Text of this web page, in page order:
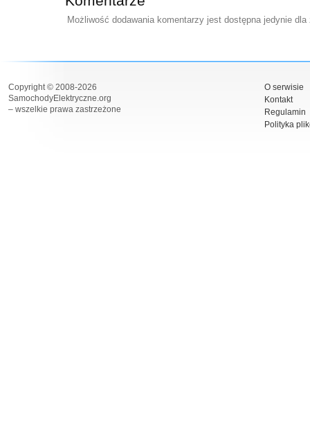
Możliwość dodawania komentarzy jest dostępna jedynie
Copyright © 2008-2026
SamochodyElektryczne.org
– wszelkie prawa zastrzeżone
O serwisie
Kontakt
Regulamin
Polityka